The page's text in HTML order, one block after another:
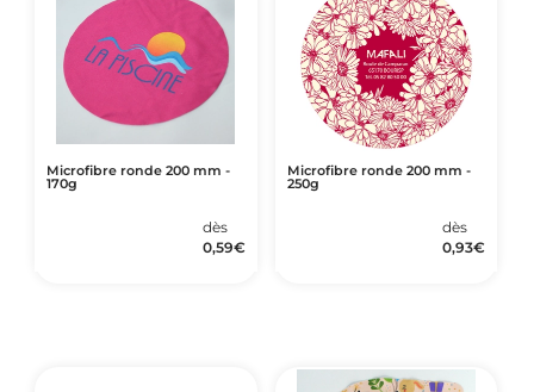
Microfibre ronde 200 mm -
170g
dès
0,59€
Microfibre ronde 200 mm -
250g
dès
0,93€